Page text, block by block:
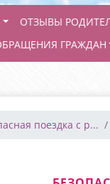
ОТЗЫВЫ
ГРАЖДАН
поездка с р...